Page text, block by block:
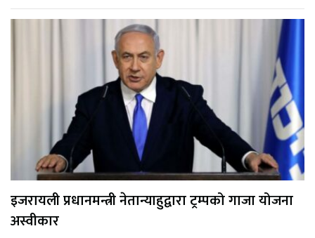
इजरायली प्रधानमन्त्री नेतान्याहुद्वारा ट्रम्पको गाजा योजना
अस्वीकार